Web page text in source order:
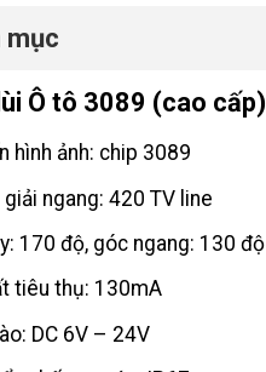
mục
Ô tô 3089 (cao cấp)
hình ảnh: chip 3089
ngang: 420 TV line
170 độ, góc ngang: 130 độ
tiêu thụ: 130mA
DC 6V – 24V